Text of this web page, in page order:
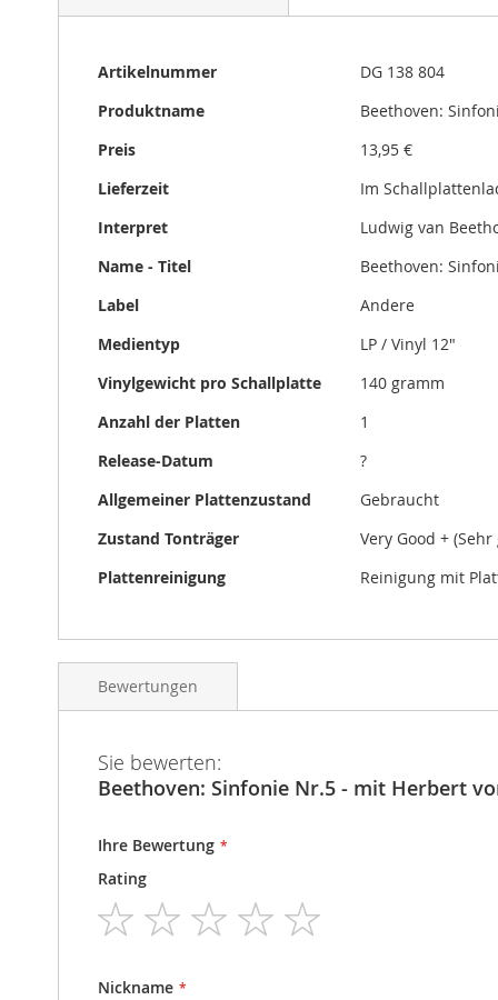
gallery
Mehr
Artikelnummer
DG 138 804
Produktname
Beethoven:
Preis
13,95 €
Lieferzeit
Im
Interpret
Ludwig van
Name - Titel
Beethoven:
Label
Andere
Medientyp
LP / Vinyl 12"
Vinylgewicht pro Schallplatte
140 gramm
Anzahl der Platten
1
Release-Datum
?
Allgemeiner Plattenzustand
Gebraucht
Zustand Tonträger
Very Good + (Sehr
Plattenreinigung
Reinigung mit
Bewertungen
Sie bewerten:
Beethoven: Sinfonie Nr.5 - mit Herbert
Ihre Bewertung
Rating
1
star
2
stars
3
stars
4
stars
Nickname